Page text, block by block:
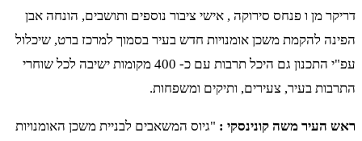
דריקר מן ו פנחס סירוקה , אישי ציבור נוספים ותושבים, הונחה אבן
הפינה להקמת משכן אומנויות חדש בעיר בסמוך למרכז ברט, שיכלול
עפ"י התכנון גם היכל תרבות עם כ- 400 מקומות ישיבה לכל שוחרי
התרבות בעיר, צעירים, ותיקים ומשפחות.
ראש העיר משה קונינסקי : "גיוס המשאבים לבניית משכן האומנויות